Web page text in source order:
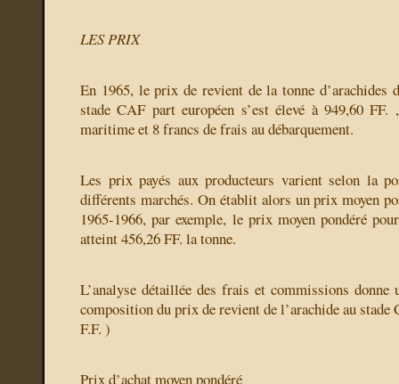
LES PRIX
En 1965, le prix de revient de la tonne d’arachides
stade CAF part européen s’est élevé à 949,60
maritime et 8 francs de frais au débarquement.
Les prix payés aux producteurs varient selon la
différents marchés. On établit alors un prix moyen
1965-1966, par exemple, le prix moyen pondéré
atteint 456,26 FF. la tonne.
L’analyse détaillée des frais et commissions
composition du prix de revient de l’arachide au stade
F.F. )
Prix d’achat moyen pondéré